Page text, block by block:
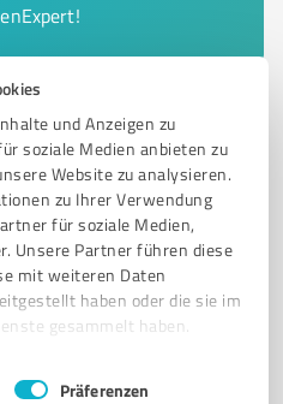
und Anzeigen zu
soziale Medien anbieten zu
Website zu analysieren.
zu Ihrer Verwendung
für soziale Medien,
Unsere Partner führen diese
mit weiteren Daten
haben oder die sie im
gesammelt haben.
Präferenzen
Öhringen
Service in Öhringen
DATENRETTUNG
PC ZUSAMMENSTELLUNG